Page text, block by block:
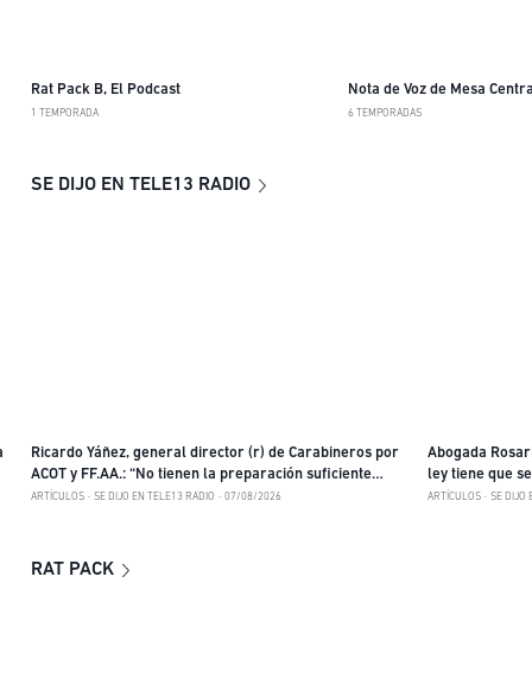
Rat Pack B, El Podcast
1 TEMPORADA
Nota de Voz de Mesa
6 TEMPORADAS
SE DIJO EN TELE13 RADIO
Ricardo Yáñez, general director (r) de Carabineros por
ACOT y FF.AA.: “No tienen la preparación suficiente
porque no es su área de competencia la seguridad
ARTÍCULOS SE DIJO EN TELE13 RADIO 07/08/2026
Abogada
ley tiene que
prohibiciones
ARTÍCULOS SE DIJO
RAT PACK